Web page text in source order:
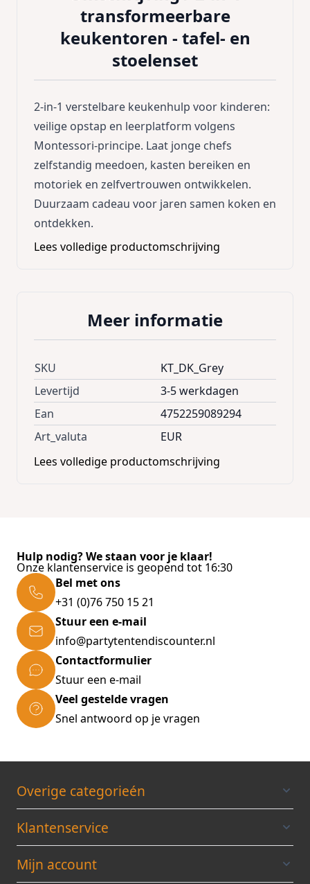
transformeerbare
keukentoren - tafel- en
stoelenset
2-in-1 verstelbare keukenhulp voor kinderen:
veilige opstap en leerplatform volgens
Montessori-principe. Laat jonge chefs
zelfstandig meedoen, kasten bereiken en
motoriek en zelfvertrouwen ontwikkelen.
Duurzaam cadeau voor jaren samen koken en
ontdekken.
Lees volledige productomschrijving
Meer informatie
SKU
KT_DK_Grey
Levertijd
3-5 werkdagen
Ean
4752259089294
Art_valuta
EUR
Lees volledige productomschrijving
Hulp nodig? We staan voor je klaar!
Onze klantenservice is geopend tot 16:30
Bel met ons
+31 (0)76 750 15 21
Stuur een e-mail
info@partytentendiscounter.nl
Contactformulier
Stuur een e-mail
Veel gestelde vragen
Snel antwoord op je vragen
Overige categorieén
Klantenservice
Mijn account